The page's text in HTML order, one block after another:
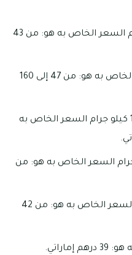
شيش طاووق وزن 1 كيلو جرام السعر الخاص به هو: من 43
ريش وزن 1 كيلو جرام السعر الخاص به هو: من 47 إلى 160
مروش مشاوي مشكلة وزن 1 كيلو جرام السعر الخاص به
وزن 1 كيلو جرام السعر الخاص به هو: من
كباب الدجاج وزن 1 كيلو جرام السعر الخاص به هو: من 42